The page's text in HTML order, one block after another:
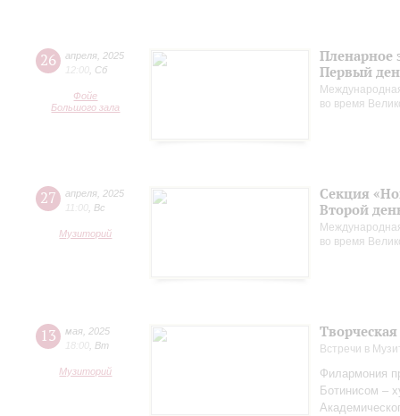
26 апреля 2025
12:00 Сб
Фойе
Большого зала
Пленарное
Первый
во время
27 апреля 2025
11:00 Вс
Музиторий
Секция
Второй
во время
13 мая 2025
18:00 Вт
Музиторий
Встречи в
Филармония
Ботинисом –